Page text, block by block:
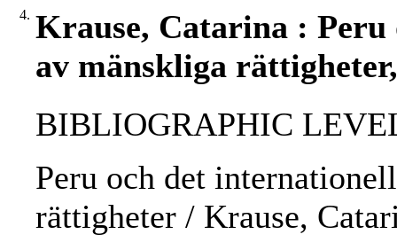
4. Krause, Catarina :
av mänskliga
BIBLIOGRAPHIC
Peru och det
rättigheter / Krause,